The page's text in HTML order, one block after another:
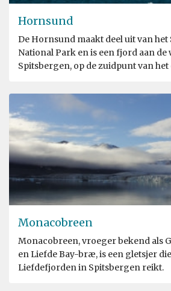
Hornsund
De Hornsund maakt deel uit van
National Park en is een fjord aan de
Spitsbergen, op de zuidpunt van het
Monacobreen
Monacobreen, vroeger bekend als
en Liefde Bay-bræ, is een gletsjer
Liefdefjorden in Spitsbergen reikt.